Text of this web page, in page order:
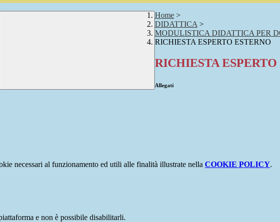
Home >
DIDATTICA >
MODULISTICA DIDATTICA PER
RICHIESTA ESPERTO ESTERNO
RICHIESTA ESPERTO
Allegati
necessari al funzionamento ed utili alle finalità illustrate nella COOKIE POLICY.
e non è possibile disabilitarli.